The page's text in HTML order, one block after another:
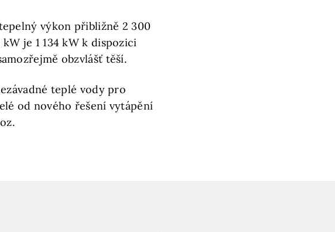
výkon přibližně 2 300
je 1 134 kW k dispozici
obzvlášť těší.
teplé vody pro
od nového řešení vytápění